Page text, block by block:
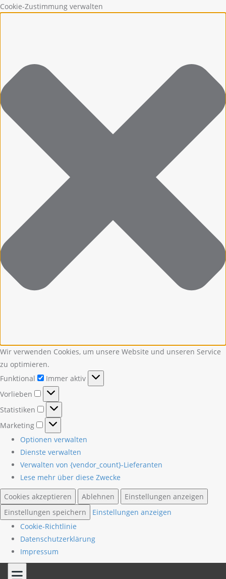
Cookie-Zustimmung verwalten
Wir verwenden Cookies, um unsere Website und unseren Service
zu optimieren.
Funktional
Funktional
Immer aktiv
Vorlieben
Vorlieben
Statistiken
Statistiken
Marketing
Marketing
Optionen verwalten
Dienste verwalten
Verwalten von {vendor_count}-Lieferanten
Lese mehr über diese Zwecke
Cookies akzeptieren
Ablehnen
Einstellungen anzeigen
Einstellungen speichern
Einstellungen anzeigen
Cookie-Richtlinie
Datenschutzerklärung
Impressum